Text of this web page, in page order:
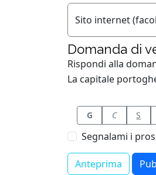
Sito internet
Domanda di
Rispondi alla
La capitale
G C S
Segnalami i